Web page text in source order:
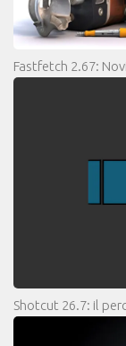
Fastfetch 2.67:
Shotcut 26.7: il